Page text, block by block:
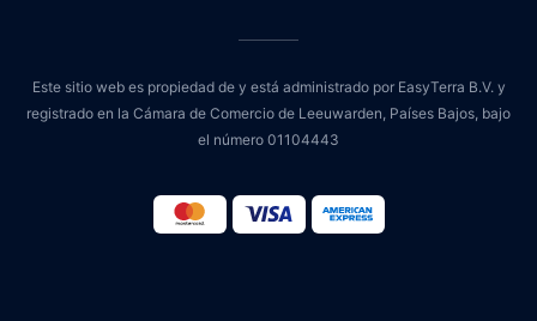
Este sitio web es propiedad de y está administrado por EasyTerra B.V. y
registrado en la Cámara de Comercio de Leeuwarden, Países Bajos, bajo
el número 01104443